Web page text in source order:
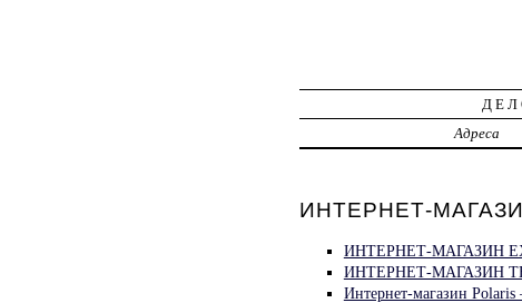
Адреса
ИНТЕРНЕТ-
ИНТЕРНЕТ-МАГАЗИН
ИНТЕРНЕТ-МАГАЗИН
Интернет-магазин